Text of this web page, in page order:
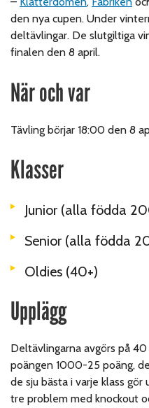
den nya cupen. Under
deltävlingar. De slutgiltiga
finalen den 8 april.
När och var
Tävling börjar 18:00 den 8
Klasser
Junior (alla födda
Senior (alla födda
Oldies (40+)
Upplägg
Deltävlingarna avgörs på
poängen 1000-25 poäng,
de sju bästa i varje klass gör
tre problem med knockout